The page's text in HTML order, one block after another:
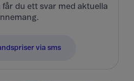
får du ett svar med aktuella
via sms